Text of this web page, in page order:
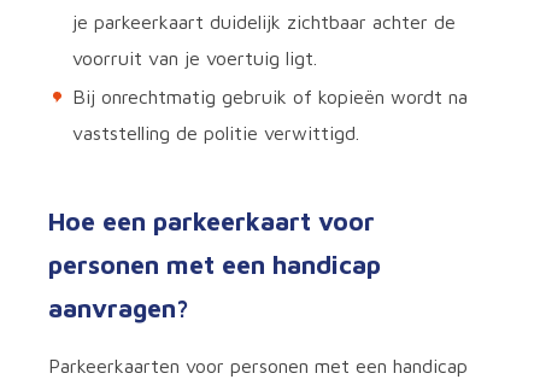
je parkeerkaart duidelijk zichtbaar achter de
voorruit van je voertuig ligt.
Bij onrechtmatig gebruik of kopieën wordt na
vaststelling de politie verwittigd.
Hoe een parkeerkaart voor
personen met een handicap
aanvragen?
Parkeerkaarten voor personen met een handicap